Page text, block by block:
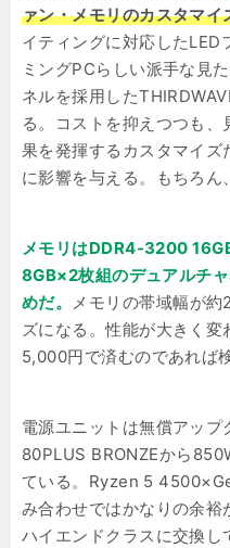
ァン・メモリのカスタマイ
イティングに対応したLED
ミングPCらしい派手な見
ネルを採用した
る。コストを抑えつつも
果を発揮するカスタマイズ
に影響を与える。もちろん
メモリはDDR4-3200
8GB×2枚組のデュアルチ
めだ。 メモリの帯域幅が
ズになる。性能が大きく変
5,000円で済むのであれば
電源ユニットは無償アッ
80PLUS BRONZEから
ている。Ryzen 5
み合わせではかなりの余
ハイエンドクラスに交換